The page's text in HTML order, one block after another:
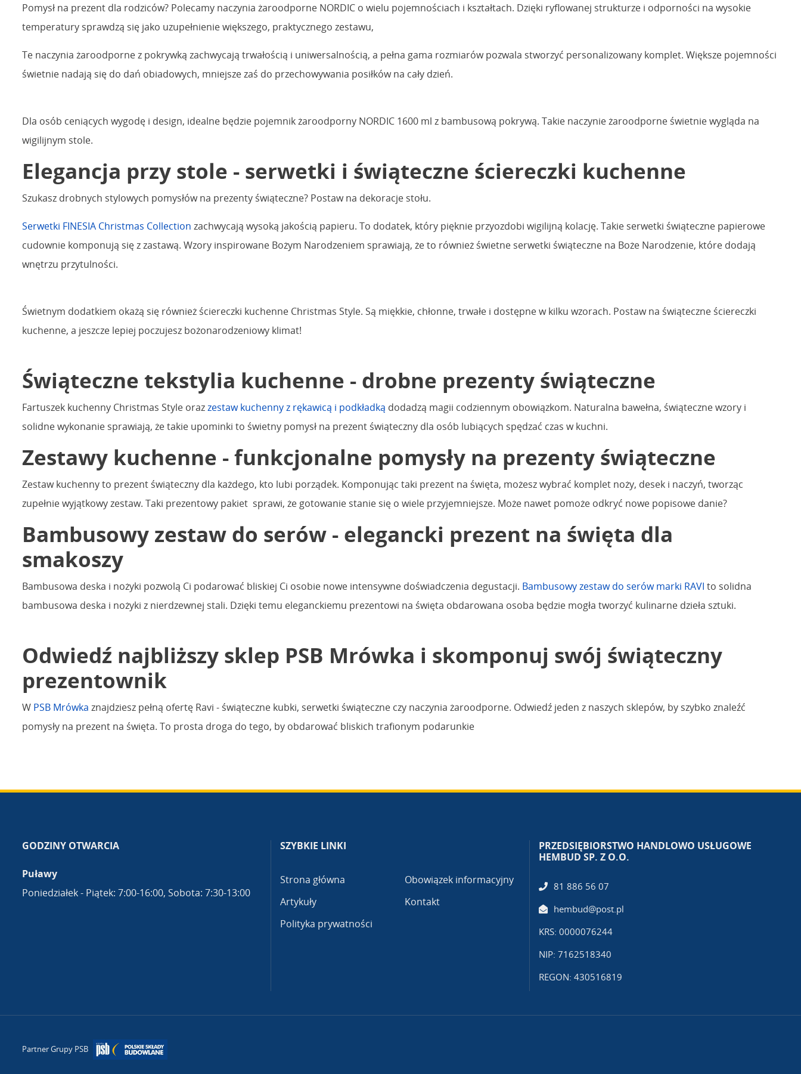
Pomysł na prezent dla rodziców? Polecamy naczynia żaroodporne NORDIC o wielu pojemnościach i kształtach. Dzięki ryflowanej strukturze i odporności na wysokie
temperatury sprawdzą się jako uzupełnienie większego, praktycznego zestawu,
Te naczynia żaroodporne z pokrywką zachwycają trwałością i uniwersalnością, a pełna gama rozmiarów pozwala stworzyć personalizowany komplet. Większe pojemności
świetnie nadają się do dań obiadowych, mniejsze zaś do przechowywania posiłków na cały dzień.
Dla osób ceniących wygodę i design, idealne będzie pojemnik żaroodporny NORDIC 1600 ml z bambusową pokrywą. Takie naczynie żaroodporne świetnie wygląda na
wigilijnym stole.
Elegancja przy stole - serwetki i świąteczne ściereczki kuchenne
Szukasz drobnych stylowych pomysłów na prezenty świąteczne? Postaw na dekoracje stołu.
Serwetki FINESIA Christmas Collection zachwycają wysoką jakością papieru. To dodatek, który pięknie przyozdobi wigilijną kolację. Takie serwetki świąteczne papierowe
cudownie komponują się z zastawą. Wzory inspirowane Bożym Narodzeniem sprawiają, że to również świetne serwetki świąteczne na Boże Narodzenie, które dodają
wnętrzu przytulności.
Świetnym dodatkiem okażą się również ściereczki kuchenne Christmas Style. Są miękkie, chłonne, trwałe i dostępne w kilku wzorach. Postaw na świąteczne ściereczki
kuchenne, a jeszcze lepiej poczujesz bożonarodzeniowy klimat!
Świąteczne tekstylia kuchenne - drobne prezenty świąteczne
Fartuszek kuchenny Christmas Style orazzestaw kuchenny z rękawicą i podkładką dodadzą magii codziennym obowiązkom. Naturalna bawełna, świąteczne wzory i
solidne wykonanie sprawiają, że takie upominki to świetny pomysł na prezent świąteczny dla osób lubiących spędzać czas w kuchni.
Zestawy kuchenne - funkcjonalne pomysły na prezenty świąteczne
Zestaw kuchenny to prezent świąteczny dla każdego, kto lubi porządek. Komponując taki prezent na święta, możesz wybrać komplet noży, desek i naczyń, tworząc
zupełnie wyjątkowy zestaw. Taki prezentowy pakiet sprawi, że gotowanie stanie się o wiele przyjemniejsze. Może nawet pomoże odkryć nowe popisowe danie?
Bambusowy zestaw do serów - elegancki prezent na święta dla
smakoszy
Bambusowa deska i nożyki pozwolą Ci podarować bliskiej Ci osobie nowe intensywne doświadczenia degustacji. Bambusowy zestaw do serów marki RAVI to solidna
bambusowa deska i nożyki z nierdzewnej stali. Dzięki temu eleganckiemu prezentowi na święta obdarowana osoba będzie mogła tworzyć kulinarne dzieła sztuki.
Odwiedź najbliższy sklep PSB Mrówka i skomponuj swój świąteczny
prezentownik
W PSB Mrówka znajdziesz pełną ofertę Ravi - świąteczne kubki, serwetki świąteczne czy naczynia żaroodporne. Odwiedź jeden z naszych sklepów, by szybko znaleźć
pomysły na prezent na święta. To prosta droga do tego, by obdarować bliskich trafionym podarunkie
GODZINY OTWARCIA
Puławy
Poniedziałek - Piątek: 7:00-16:00, Sobota: 7:30-13:00
SZYBKIE LINKI
Strona główna
Artykuły
Polityka prywatności
Obowiązek informacyjny
Kontakt
PRZEDSIĘBIORSTWO HANDLOWO USŁUGOWE
HEMBUD SP. Z O.O.
81 886 56 07
hembud@post.pl
KRS: 0000076244
NIP: 7162518340
REGON: 430516819
Partner Grupy PSB